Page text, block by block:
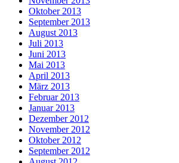
Oktober 2013
September 2013
August 2013
Juli 2013
Juni 2013
Mai 2013
April 2013
März 2013
Februar 2013
Januar 2013
Dezember 2012
November 2012
Oktober 2012
September 2012